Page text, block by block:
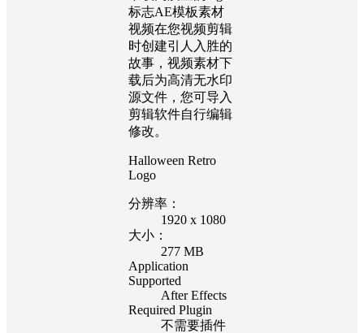
标志AE模板素材
视频在您视频剪辑
时创建引人入胜的
故事，视频素材下
载后为高清无水印
源文件，您可导入
剪辑软件自行编辑
修改。
Halloween Retro
Logo
分辨率：
1920 x 1080
大小：
277 MB
Application
Supported
After Effects
Required Plugin
不需要插件